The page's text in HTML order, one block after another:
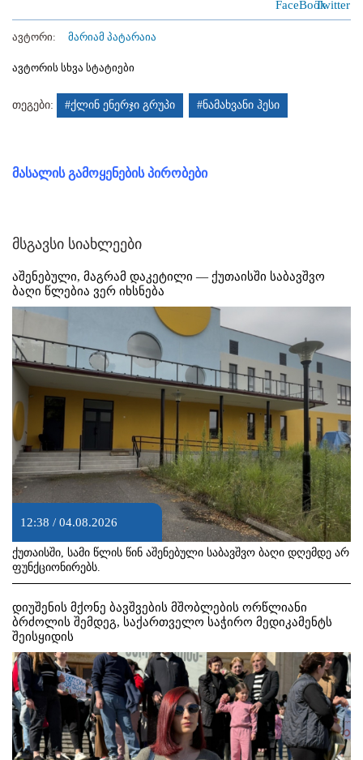
ავტორი: მარიამ პატარაია
ავტორის სხვა სტატიები
თეგები: #ქლინ ენერჯი გრუპი #ნამახვანი ჰესი
მასალის გამოყენების პირობები
მსგავსი სიახლეები
აშენებული, მაგრამ დაკეტილი — ქუთაისში საბავშვო
ბაღი წლებია ვერ იხსნება
12:38 / 04.08.2026
ქუთაისში, სამი წლის წინ აშენებული საბავშვო ბაღი დღემდე არ
ფუნქციონირებს.
დიუშენის მქონე ბავშვების მშობლების ორწლიანი
ბრძოლის შემდეგ, საქართველო საჭირო მედიკამენტს
შეისყიდის